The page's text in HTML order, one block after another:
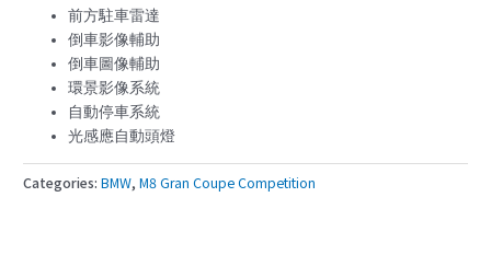
前方駐車雷達
倒車影像輔助
倒車圖像輔助
環景影像系統
自動停車系統
光感應自動頭燈
Categories:BMW,M8 Gran Coupe Competition